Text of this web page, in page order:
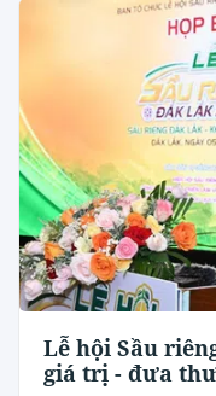
Lễ hội Sầu
giá trị - đưa